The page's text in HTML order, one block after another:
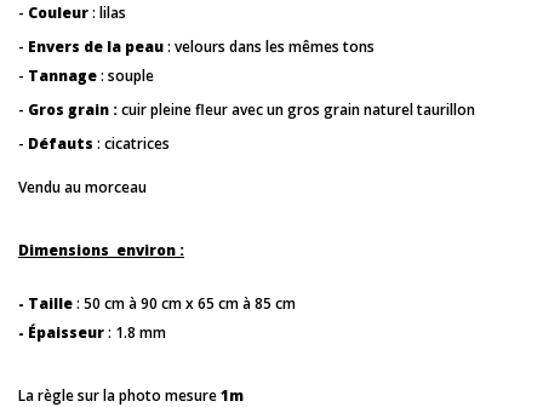
- Couleur: lilas
- Envers de la peau: velours dans les mêmes tons
- Tannage: souple
- Gros grain :cuir pleine fleur avec un gros grain naturel taurillon
- Défauts : cicatrices
Vendu au morceau
Dimensions environ :
- Taille: 50 cm à 90 cm x 65 cm à 85 cm
- Épaisseur: 1.8 mm
La règle sur la photo mesure1m